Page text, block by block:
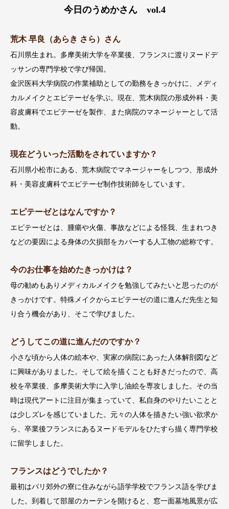
今日のうめかさん vol.4
荒木 早良（あらき さら）さん
石川県生まれ。多摩美術大学を卒業後、フランスに渡りヌードデ
ッサンの専門学校で学び帰国。
金沢医科大学病院の作業補助としての勤務をきっかけに、メディ
カルメイクとエピテーゼを学ぶ。現在、荒木病院の形成外科・美
容皮膚科でエピテーゼを製作、また病院のマネージャーとして活
動。
現在どういった活動をされていますか？
石川県小松市にある、荒木病院でマネージャーをしつつ、形成外
科・美容皮膚科でエピテーゼ制作技術師をしています。
エピテーゼとはなんですか？
エピテーゼとは、腫瘍や火傷、事故などによる怪我、生まれつき
などの要因による身体の欠損部をカバーする人工物の総称です。
今のお仕事を始めたきっかけは？
母の勧めもありメディカルメイクを勉強してみたいと思ったのが
きっかけです。特殊メイクからエピテーゼの道に進んだ先生と知
り合う機会があり、そこで学びました。
どうしてこの道に進んだのですか？
小さな頃から人体の絵本や、実家の病院にあった人体解剖図など
に興味がありました。そして絵を描くことも好きだったので、高
校を卒業後、多摩美術大学に入学し油絵を専攻しました。その当
時は現代アートに注目が集まっていて、私自身のやりたいことと
は少しズレを感じていました。元々の人体を描きたい強い欲求か
ら、卒業後フランスにあるヌードモデルをひたすら描く専門学校
に留学しました。
フランスはどうでしたか？
最初はパリ郊外の寮に住みながら語学学校でフランス語を学びま
した。到着して部屋のカーテンを開けると、窓一面墓地風景が広